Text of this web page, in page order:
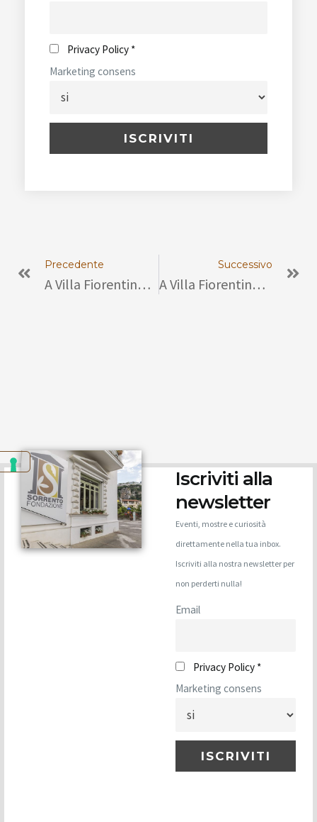
Privacy Policy *
Marketing consens
Precedente
A Villa Fiorentino La Conferenza “Donne Impegnate, Oltre Il Soffitto Di Cristallo”
Successivo
A Villa Fiorentino La Mostra Dedicata All’arte Della Lavorazione Del Corallo Di Casa Ascione
Iscriviti alla
newsletter
Eventi, mostre e curiosità
direttamente nella tua inbox.
Iscriviti alla nostra newsletter per
non perderti nulla!
Email
Privacy Policy *
Marketing consens